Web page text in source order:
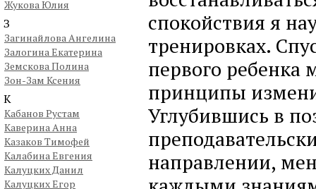
Жукова Юлия
З
Загинайлова Ангелина
Залогина Екатерина
Земскова Полина
Зон-Зам Ксения
К
Кабанов Рустам
Каверина Анна
Казаков Тимофей
Калабина Евгения
Калуцких Данил
Калуцких Егор
спокойствия я
тренировках.
первого
принципы
Углубившись в
направлении,